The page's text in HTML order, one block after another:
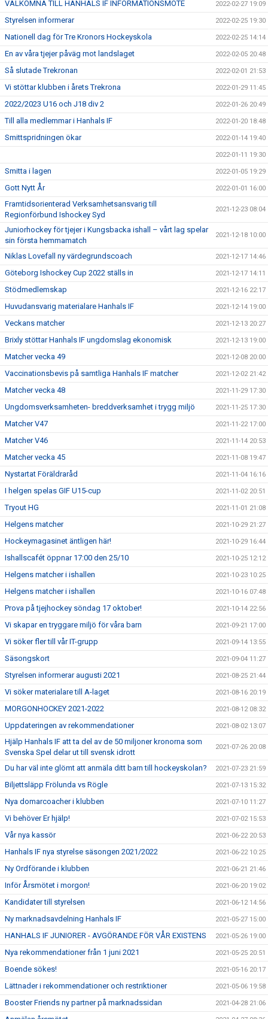
VÄLKOMNA TILL HANHALS IF INFORMATIONSMÖTE 2022-02-27 19:09
Styrelsen informerar 2022-02-25 19:30
Nationell dag för Tre Kronors Hockeyskola 2022-02-25 14:14
En av våra tjejer påväg mot landslaget 2022-02-05 20:48
Så slutade Trekronan 2022-02-01 21:53
Vi stöttar klubben i årets Trekrona 2022-01-29 11:45
2022/2023 U16 och J18 div 2 2022-01-26 20:49
Till alla medlemmar i Hanhals IF 2022-01-20 18:48
Smittspridningen ökar 2022-01-14 19:40
2022-01-11 19:30
Smitta i lagen 2022-01-05 19:29
Gott Nytt År 2022-01-01 16:00
Framtidsorienterad Verksamhetsansvarig till
Regionförbund Ishockey Syd
2021-12-23 08:04
Juniorhockey för tjejer i Kungsbacka ishall – vårt lag spelar
sin första hemmamatch
2021-12-18 10:00
Niklas Lovefall ny värdegrundscoach 2021-12-17 14:46
Göteborg Ishockey Cup 2022 ställs in 2021-12-17 14:11
Stödmedlemskap 2021-12-16 22:17
Huvudansvarig materialare Hanhals IF 2021-12-14 19:00
Veckans matcher 2021-12-13 20:27
Brixly stöttar Hanhals IF ungdomslag ekonomisk 2021-12-13 19:00
Matcher vecka 49 2021-12-08 20:00
Vaccinationsbevis på samtliga Hanhals IF matcher 2021-12-02 21:42
Matcher vecka 48 2021-11-29 17:30
Ungdomsverksamheten- breddverksamhet i trygg miljö 2021-11-25 17:30
Matcher V47 2021-11-22 17:00
Matcher V46 2021-11-14 20:53
Matcher vecka 45 2021-11-08 19:47
Nystartat Föräldraråd 2021-11-04 16:16
I helgen spelas GIF U15-cup 2021-11-02 20:51
Tryout HG 2021-11-01 21:08
Helgens matcher 2021-10-29 21:27
Hockeymagasinet äntligen här! 2021-10-29 16:44
Ishallscafét öppnar 17:00 den 25/10 2021-10-25 12:12
Helgens matcher i ishallen 2021-10-23 10:25
Helgens matcher i ishallen 2021-10-16 07:48
Prova på tjejhockey söndag 17 oktober! 2021-10-14 22:56
Vi skapar en tryggare miljö för våra barn 2021-09-21 17:00
Vi söker fler till vår IT-grupp 2021-09-14 13:55
Säsongskort 2021-09-04 11:27
Styrelsen informerar augusti 2021 2021-08-25 21:44
Vi söker materialare till A-laget 2021-08-16 20:19
MORGONHOCKEY 2021-2022 2021-08-12 08:32
Uppdateringen av rekommendationer 2021-08-02 13:07
Hjälp Hanhals IF att ta del av de 50 miljoner kronorna som
Svenska Spel delar ut till svensk idrott
2021-07-26 20:08
Du har väl inte glömt att anmäla ditt barn till hockeyskolan? 2021-07-23 21:59
Biljettsläpp Frölunda vs Rögle 2021-07-13 15:32
Nya domarcoacher i klubben 2021-07-10 11:27
Vi behöver Er hjälp! 2021-07-02 15:53
Vår nya kassör 2021-06-22 20:53
Hanhals IF nya styrelse säsongen 2021/2022 2021-06-22 10:25
Ny Ordförande i klubben 2021-06-21 21:46
Inför Årsmötet i morgon! 2021-06-20 19:02
Kandidater till styrelsen 2021-06-12 14:56
Ny marknadsavdelning Hanhals IF 2021-05-27 15:00
HANHALS IF JUNIORER - AVGÖRANDE FÖR VÅR EXISTENS 2021-05-26 19:00
Nya rekommendationer från 1 juni 2021 2021-05-25 20:51
Boende sökes! 2021-05-16 20:17
Lättnader i rekommendationer och restriktioner 2021-05-06 19:58
Booster Friends ny partner på marknadssidan 2021-04-28 21:06